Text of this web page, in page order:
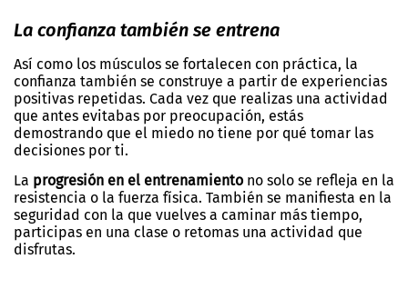
La confianza también se entrena
Así como los músculos se fortalecen con práctica, la
confianza también se construye a partir de experiencias
positivas repetidas. Cada vez que realizas una actividad
que antes evitabas por preocupación, estás
demostrando que el miedo no tiene por qué tomar las
decisiones por ti.
La progresión en el entrenamiento no solo se refleja en la
resistencia o la fuerza física. También se manifiesta en la
seguridad con la que vuelves a caminar más tiempo,
participas en una clase o retomas una actividad que
disfrutas.